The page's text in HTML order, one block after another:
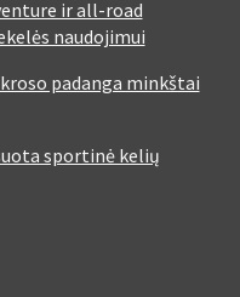
ir all-road
naudojimui
padanga minkštai
sportinė kelių